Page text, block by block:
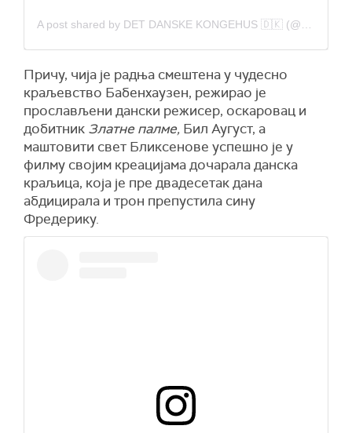
Причу, чија је радња смештена у чудесно
краљевство Бабенхаузен, режирао је
прослављени дански режисер, оскаровац и
добитник Златне палме, Бил Аугуст, а
маштовити свет Бликсенове успешно је у
филму својим креацијама дочарала данска
краљица, која је пре двадесетак дана
абдицирала и трон препустила сину
Фредерику.